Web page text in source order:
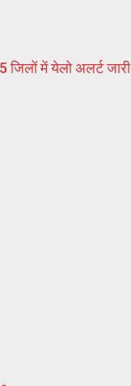
में येलो अलर्ट जारी